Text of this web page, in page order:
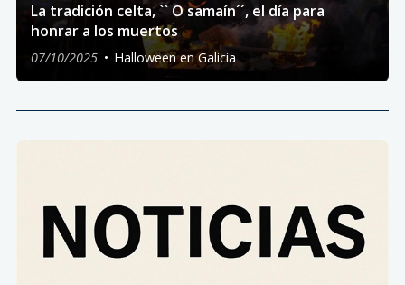
La tradición celta, `` O samaín´´, el día para
honrar a los muertos
07/10/2025 Halloween en Galicia